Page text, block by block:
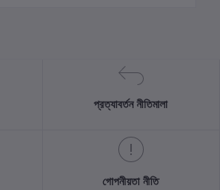
প্রত্যাবর্তন নীতিমালা
গোপনীয়তা নীতি